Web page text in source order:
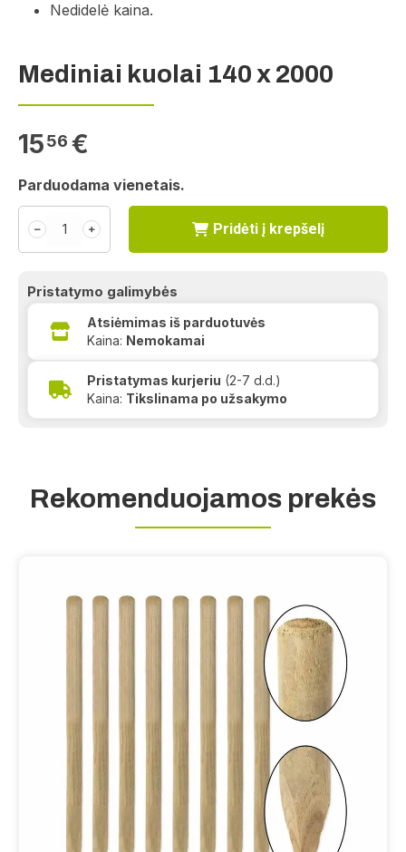
Nedidelė kaina.
Mediniai kuolai 140 x 2000
1556 €
Parduodama vienetais.
﹣ ﹢ Pridėti į krepšelį
Pristatymo galimybės
Atsiėmimas iš parduotuvės
Kaina: Nemokamai
Pristatymas kurjeriu (2-7 d.d.)
Kaina: Tikslinama po užsakymo
Rekomenduojamos prekės